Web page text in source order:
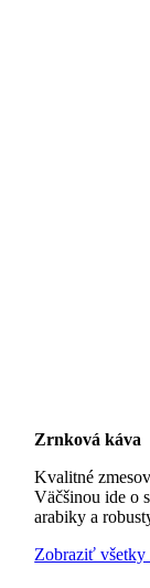
Zrnková káva
Kvalitné
Väčšinou ide o
arabiky a
Zobraziť všetky